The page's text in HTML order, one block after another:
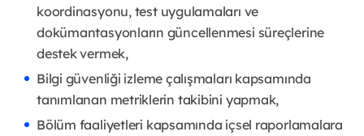
koordinasyonu, test uygulamaları ve
dokümantasyonların güncellenmesi süreçlerine
destek vermek,
Bilgi güvenliği izleme çalışmaları kapsamında
tanımlanan metriklerin takibini yapmak,
Bölüm faaliyetleri kapsamında içsel raporlamalara